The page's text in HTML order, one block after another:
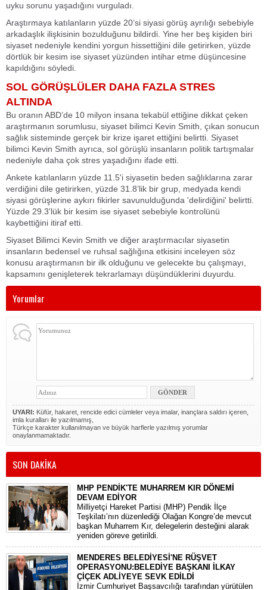
uyku sorunu yaşadığını vurguladı.
Araştırmaya katılanların yüzde 20’si siyasi görüş ayrılığı sebebiyle
arkadaşlık ilişkisinin bozulduğunu bildirdi. Yine her beş kişiden biri
siyaset nedeniyle kendini yorgun hissettiğini dile getirirken, yüzde
dörtlük bir kesim ise siyaset yüzünden intihar etme düşüncesine
kapıldığını söyledi.
SOL GÖRÜŞLÜLER DAHA FAZLA STRES
ALTINDA
Bu oranın ABD’de 10 milyon insana tekabül ettiğine dikkat çeken
araştırmanın sorumlusu, siyaset bilimci Kevin Smith, çıkan sonucun
sağlık sisteminde gerçek bir krize işaret ettiğini belirtti. Siyaset
bilimci Kevin Smith ayrıca, sol görüşlü insanların politik tartışmalar
nedeniyle daha çok stres yaşadığını ifade etti.
Ankete katılanların yüzde 11.5'i siyasetin beden sağlıklarına zarar
verdiğini dile getirirken, yüzde 31.8’lik bir grup, medyada kendi
siyasi görüşlerine aykırı fikirler savunulduğunda 'delirdiğini' belirtti.
Yüzde 29.3'lük bir kesim ise siyaset sebebiyle kontrolünü
kaybettiğini itiraf etti.
Siyaset Bilimci Kevin Smith ve diğer araştırmacılar siyasetin
insanların bedensel ve ruhsal sağlığına etkisini inceleyen söz
konusu araştırmanın bir ilk olduğunu ve gelecekte bu çalışmayı,
kapsamını genişleterek tekrarlamayı düşündüklerini duyurdu.
Yorumlar
UYARI: Küfür, hakaret, rencide edici cümleler veya imalar, inançlara saldırı içeren,
imla kuralları ile yazılmamış,
Türkçe karakter kullanılmayan ve büyük harflerle yazılmış yorumlar
onaylanmamaktadır.
SON DAKİKA
MHP PENDİK'TE MUHARREM KIR DÖNEMİ
DEVAM EDİYOR
​Milliyetçi Hareket Partisi (MHP) Pendik İlçe
Teşkilatı’nın düzenlediği Olağan Kongre’de mevcut
başkan Muharrem Kır, delegelerin desteğini alarak
yeniden göreve getirildi.
MENDERES BELEDİYESİ'NE RÜŞVET
OPERASYONU:BELEDİYE BAŞKANI İLKAY
ÇİÇEK ADLİYEYE SEVK EDİLDİ
​İzmir Cumhuriyet Başsavcılığı tarafından yürütülen